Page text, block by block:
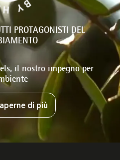
PROTAGONISTI DEL
il nostro impegno per
di più